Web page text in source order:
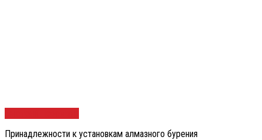
Принадлежности к установкам алмазного бурения